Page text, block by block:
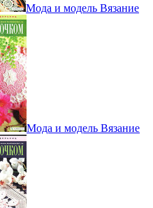
Мода и модель Вязание
Мода и модель Вязание